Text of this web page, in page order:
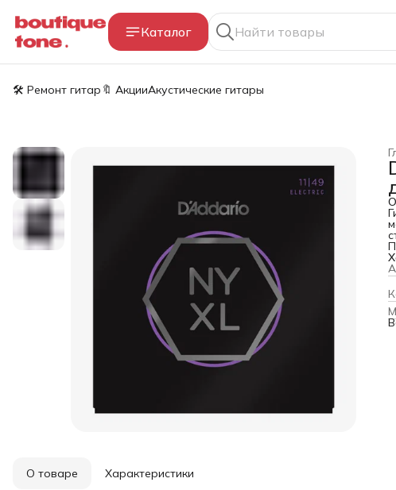
Каталог
🛠️ Ремонт гитар 🔖 АкцииАкустические гитары
О товаре Характеристики